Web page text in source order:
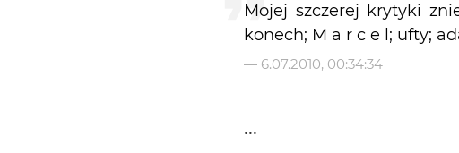
Mojej szczerej krytyki
konech; M a r c e l; ufty;
— 6.07.2010, 00:34:34
...